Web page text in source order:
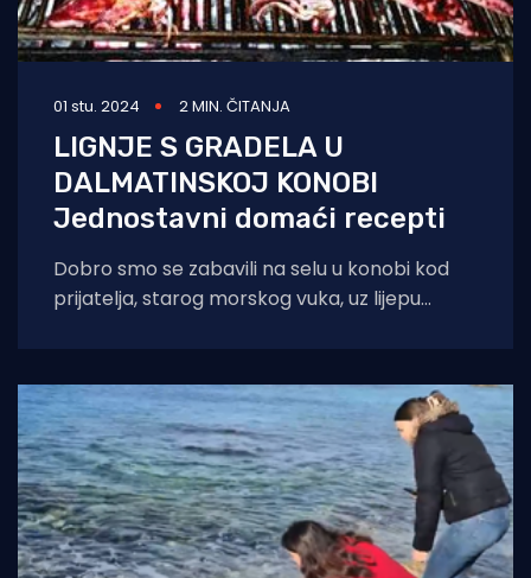
01 stu. 2024 2 MIN. ČITANJA
LIGNJE S GRADELA U
DALMATINSKOJ KONOBI
Jednostavni domaći recepti
Dobro smo se zabavili na selu u konobi kod
prijatelja, starog morskog vuka, uz lijepu